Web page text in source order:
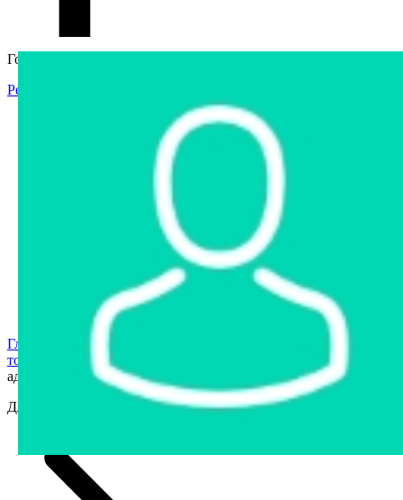
Гостевой доступ
Регистрация
Интернет-магазин
Интернет-витрина
Арестованное имущество
Реестр несостоявшихся торгов
Реестр переоценок
Государственное имущество
Главная страница
торгов
Аренда земельных участков
Для строительства
административных зданий и помещений
Для строительства административных зданий и помещений